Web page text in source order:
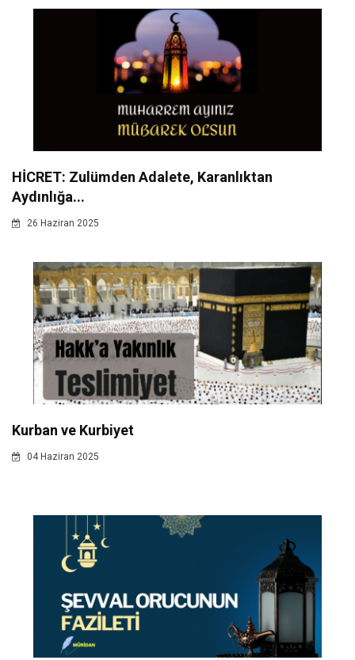
HİCRET: Zulümden Adalete, Karanlıktan
Aydınlığa...
26 Haziran 2025
Kurban ve Kurbiyet
04 Haziran 2025